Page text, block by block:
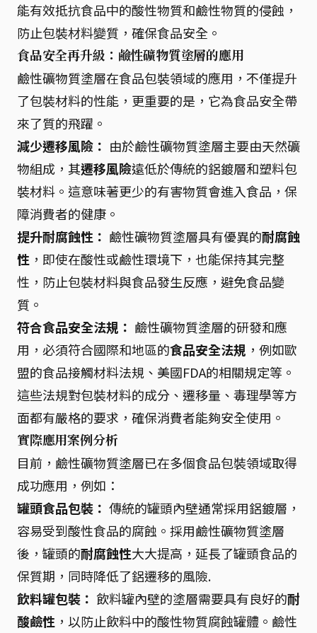
能有效抵抗食品中的酸性物質和鹼性物質的侵蝕，
防止包裝材料變質，確保食品安全。
食品安全再升級：鹼性礦物質塗層的應用
鹼性礦物質塗層在食品包裝領域的應用，不僅提升
了包裝材料的性能，更重要的是，它為食品安全帶
來了質的飛躍。
減少遷移風險： 由於鹼性礦物質塗層主要由天然礦
物組成，其遷移風險遠低於傳統的鋁鍍層和塑料包
裝材料。這意味著更少的有害物質會進入食品，保
障消費者的健康。
提升耐腐蝕性： 鹼性礦物質塗層具有優異的耐腐蝕
性 ，即使在酸性或鹼性環境下，也能保持其完整
性，防止包裝材料與食品發生反應，避免食品變
質。
符合食品安全法規： 鹼性礦物質塗層的研發和應
用，必須符合國際和地區的食品安全法規 ，例如歐
盟的食品接觸材料法規、美國FDA的相關規定等。
這些法規對包裝材料的成分、遷移量、毒理學等方
面都有嚴格的要求，確保消費者能夠安全使用。
實際應用案例分析
目前，鹼性礦物質塗層已在多個食品包裝領域取得
成功應用，例如：
罐頭食品包裝： 傳統的罐頭內壁通常採用鋁鍍層，
容易受到酸性食品的腐蝕。採用鹼性礦物質塗層
後，罐頭的耐腐蝕性大大提高，延長了罐頭食品的
保質期，同時降低了鋁遷移的風險.
飲料罐包裝： 飲料罐內壁的塗層需要具有良好的耐
酸鹼性 ，以防止飲料中的酸性物質腐蝕罐體。鹼性